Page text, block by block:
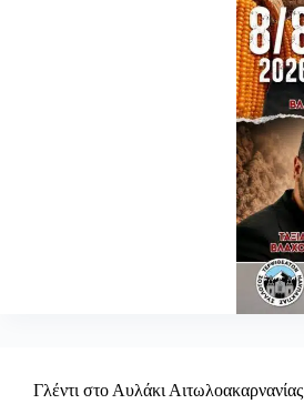
Γλέντι στο Αυλάκι Αιτωλοακαρνανίας